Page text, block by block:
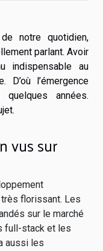
notre quotidien,
parlant. Avoir
indispensable au
D’où l’émergence
années.
vus sur
florissant. Les
sur le marché
full-stack et les
aussi les